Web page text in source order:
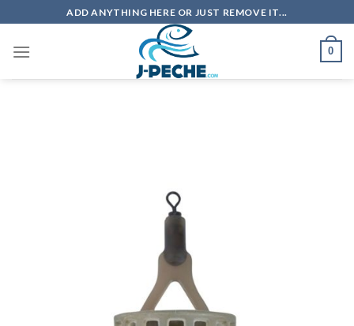
to
content
ADD ANYTHING HERE OR JUST REMOVE IT...
0